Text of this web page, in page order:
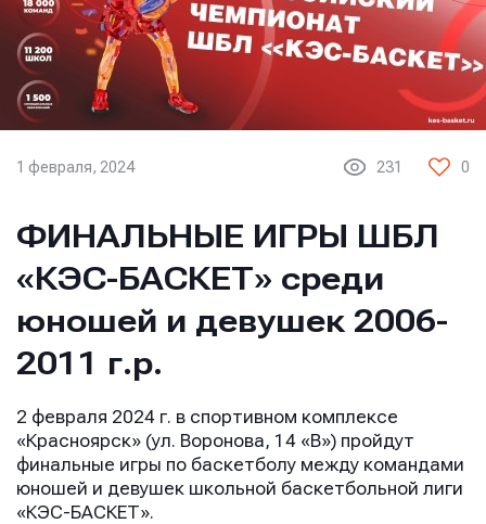
1 февраля, 2024 231 0
ФИНАЛЬНЫЕ ИГРЫ ШБЛ
«КЭС-БАСКЕТ» среди
юношей и девушек 2006-
2011 г.р.
2 февраля 2024 г. в спортивном комплексе
«Красноярск» (ул. Воронова, 14 «В») пройдут
финальные игры по баскетболу между командами
юношей и девушек школьной баскетбольной лиги
«КЭС-БАСКЕТ».